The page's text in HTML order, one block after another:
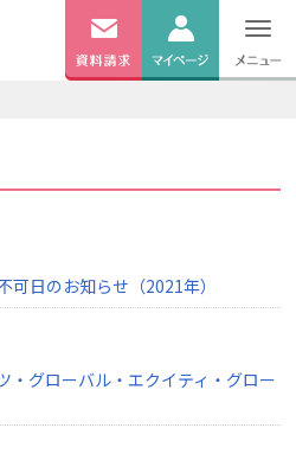
可日のお知らせ（2021年）
・グローバル・エクイティ・グロー